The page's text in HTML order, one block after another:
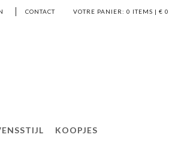
VOTRE PANIER: 0 ITEMS | € 0
CONTACT
KOOPJES